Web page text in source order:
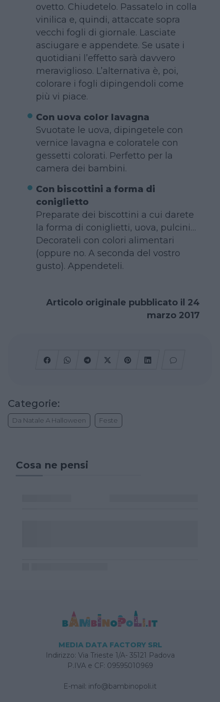
ovetto. Chiudetelo. Passatelo in colla
vinilica e, quindi, attaccate sopra
vecchi fogli di giornale. Lasciate
asciugare e appendete. Se usate i
quotidiani l’effetto sarà davvero
meraviglioso. L’alternativa è, poi,
colorare i fogli dipingendoli come
più vi piace.
Con uova color lavagna
Svuotate le uova, dipingetele con
vernice lavagna e coloratele con
gessetti colorati. Perfetto per la
camera dei bambini.
Con biscottini a forma di
coniglietto
Preparate dei biscottini a cui darete
la forma di coniglietti, uova, pulcini…
Decorateli con colori alimentari
(oppure no. A seconda del vostro
gusto). Appendeteli.
Articolo originale pubblicato il 24
marzo 2017
Categorie:
Da Natale A Halloween Feste
Cosa ne pensi
MEDIA DATA FACTORY SRL
Indirizzo: Via Trieste 1/A- 35121 Padova
P.IVA e CF: 09595010969
E-mail: info@bambinopoli.it